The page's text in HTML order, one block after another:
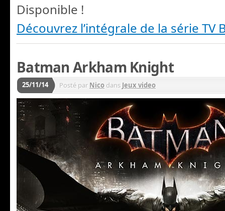
Disponible !
Découvrez l’intégrale de la série TV
Batman Arkham Knight
25/11/14 Posté par Nico dans Jeux video